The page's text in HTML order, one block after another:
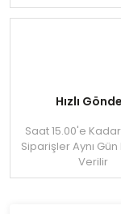
Hızlı
Saat 15.00'e
Siparişler Aynı
Verilir